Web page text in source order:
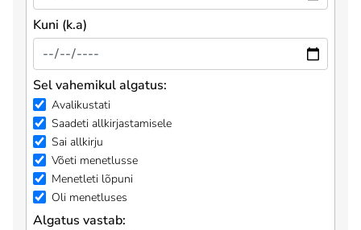
Kuni (k.a)
Sel vahemikul algatus:
Avalikustati
Saadeti allkirjastamisele
Sai allkirju
Võeti menetlusse
Menetleti lõpuni
Oli menetluses
Algatus vastab: